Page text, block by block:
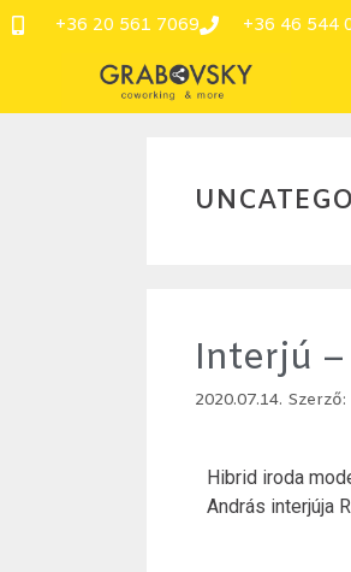
+36 20 561 7069 +36 46 544
Interjú
2020.07.14. Szerző:
Hibrid iroda
András interjúja